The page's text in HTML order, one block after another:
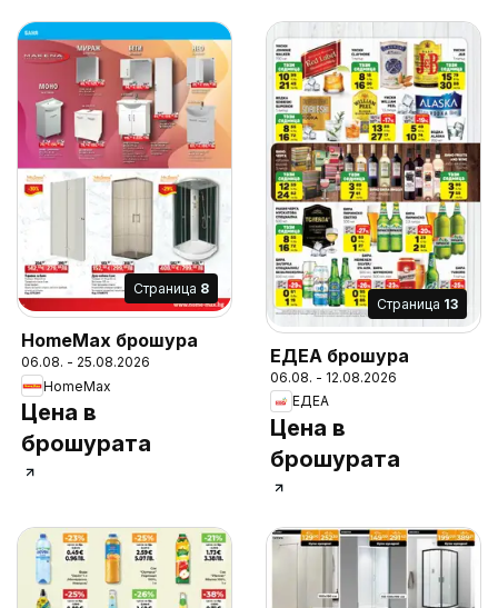
Cтраница 8
HomeMax брошура
06.08. - 25.08.2026
HomeMax
Цена в
брошурата
Cтраница 13
ЕДЕА брошура
06.08. - 12.08.2026
ЕДЕА
Цена в
брошурата